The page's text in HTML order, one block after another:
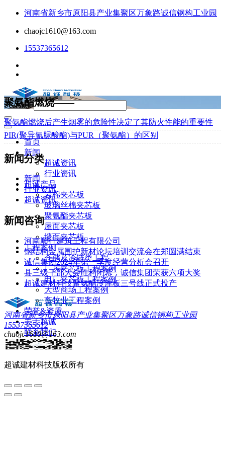
河南省新乡市原阳县产业集聚区万象路诚信钢构工业园
chaojc1610@163.com
15537365612
Search...
首页
新闻
超诚资讯
行业资讯
超诚产品
岩棉夹芯板
玻璃丝棉夹芯板
聚氨酯夹芯板
屋面夹芯板
墙面夹芯板
工程案例
仓储及冷链类工程
厂房夹芯板工程案例
电厂夹芯板工程案例
大型商场工程案例
畜牧业工程案例
荣誉&资质
关于超诚
联系我们
聚氨酯燃烧——
聚氨酯燃烧后产生烟雾的危险性决定了其防火性能的重要性
PIR(聚异氰脲酸酯)与PUR（聚氨酯）的区别
新闻分类
新闻
行业资讯
超诚资讯
新闻咨询
河南顺行建筑工程有限公司
钢结构金属围护新材论坛培训交流会在郑圆满结束
诚信集团2024年第一季度经营分析会召开
县三级干部大会胜利闭幕，诚信集团荣获六项大奖
超诚建材科技聚氨酯冷库板三号线正式投产
河南省新乡市原阳县产业集聚区万象路诚信钢构工业园
15537365612
chaojc1610@163.com
超诚建材科技版权所有